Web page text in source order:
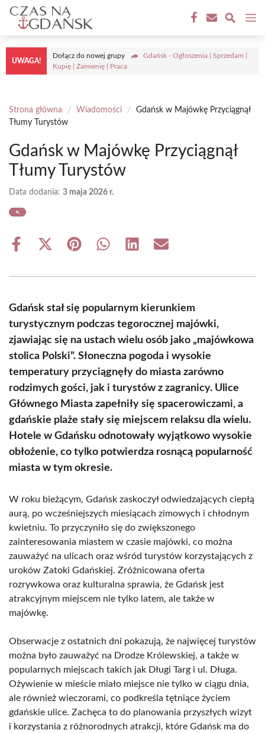
Przejdź
treści
UWAGA!
Dołącz do nowej grupy
Gdańsk - Ogłoszenia | Sprzedam |
Kupię | Zamienię | Praca
Strona główna / Wiadomości /
Gdańsk w Majówkę Przyciągnął
Tłumy Turystów
Gdańsk w Majówkę Przyciągnął
Tłumy Turystów
Data dodania: 3 maja 2026 r.
Share
Share
(Twitter)
Share Share Share Share
Gdańsk stał się popularnym kierunkiem
turystycznym podczas tegorocznej majówki,
zjawiając się na ustach wielu osób jako „majówkowa
stolica Polski”. Słoneczna pogoda i wysokie
temperatury przyciągnęły do miasta zarówno
rodzimych gości, jak i turystów z zagranicy. Ulice
Głównego Miasta zapełniły się spacerowiczami, a
gdańskie plaże stały się miejscem relaksu dla wielu.
Hotele w Gdańsku odnotowały wyjątkowo wysokie
obłożenie, co tylko potwierdza rosnącą popularność
miasta w tym okresie.
W roku bieżącym, Gdańsk zaskoczył odwiedzających ciepłą
aurą, po wcześniejszych miesiącach zimowych i chłodnym
kwietniu. To przyczyniło się do zwiększonego
zainteresowania miastem w czasie majówki, co można
zauważyć na ulicach oraz wśród turystów korzystających z
uroków Zatoki Gdańskiej. Zróżnicowana oferta
rozrywkowa oraz kulturalna sprawia, że Gdańsk jest
atrakcyjnym miejscem nie tylko latem, ale także w
majówkę.
Obserwacje z ostatnich dni pokazują, że najwięcej turystów
można było zauważyć na Drodze Królewskiej, a także w
popularnych miejscach takich jak Długi Targ i ul. Długa.
Ożywienie w mieście miało miejsce nie tylko w ciągu dnia,
ale również wieczorami, co podkreśla tętniące życiem
gdańskie ulice. Zachęca to do planowania przyszłych wizyt
i korzystania z różnorodnych atrakcji, które Gdańsk ma do